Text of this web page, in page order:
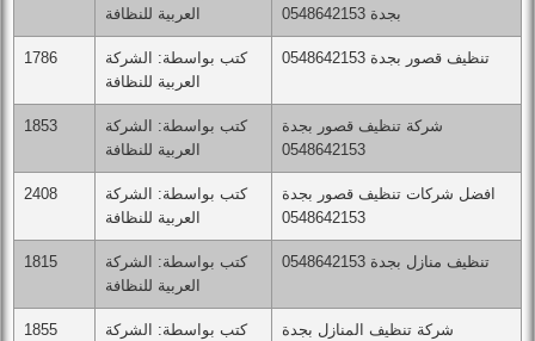
بجدة 0548642153
العربية للنظافة
تنظيف قصور بجدة 0548642153
كتب بواسطة: الشركة
العربية للنظافة
1786
شركة تنظيف قصور بجدة
0548642153
كتب بواسطة: الشركة
العربية للنظافة
1853
افضل شركات تنظيف قصور بجدة
0548642153
كتب بواسطة: الشركة
العربية للنظافة
2408
تنظيف منازل بجدة 0548642153
كتب بواسطة: الشركة
العربية للنظافة
1815
شركة تنظيف المنازل بجدة
كتب بواسطة: الشركة
1855